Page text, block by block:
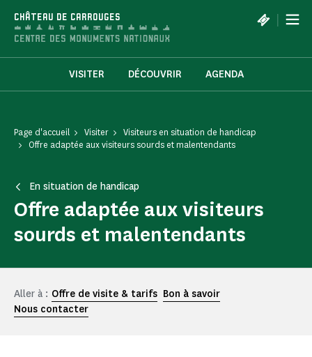
CHÂTEAU DE CARROUGES |
VISITER DÉCOUVRIR AGENDA
Page d'accueil Visiter
Visiteurs en situation de handicap
Offre adaptée aux visiteurs sourds et malentendants
En situation de handicap
Offre adaptée aux visiteurs
sourds et malentendants
Aller à : Offre de visite & tarifs Bon à savoir
Nous contacter